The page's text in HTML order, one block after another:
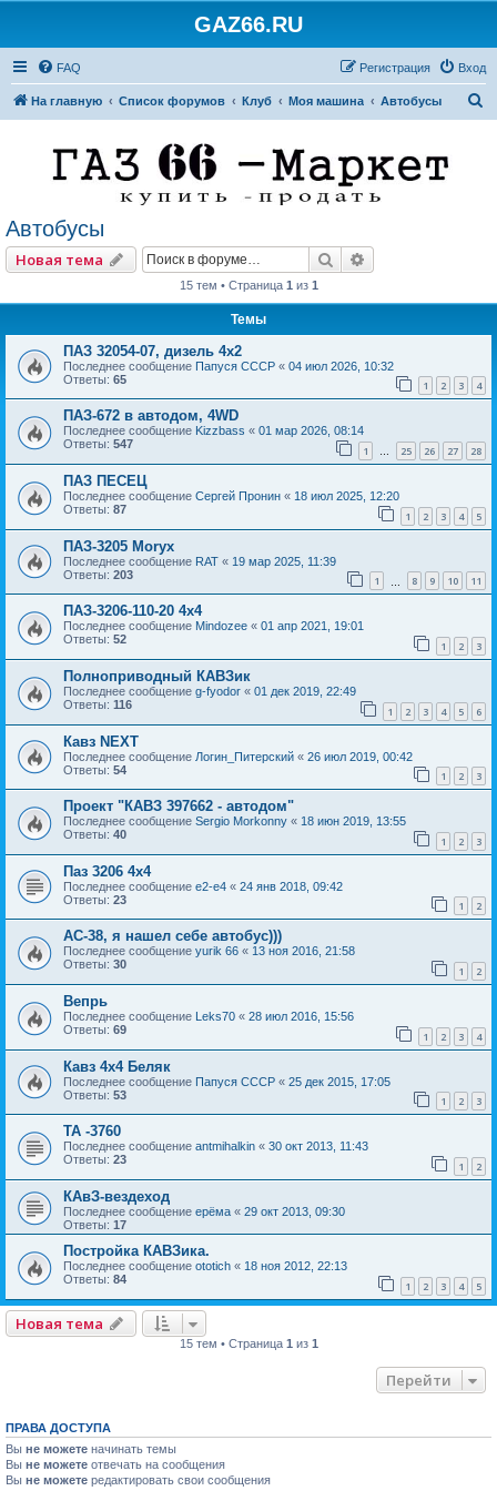
GAZ66.RU
FAQ Вход
Регистрация
На главную Список форумов Клуб Моя машина Автобусы
Автобусы
Новая тема Поиск
15 тем • Страница 1 из 1
Темы
ПАЗ 32054-07, дизель 4х2
Последнее сообщение Папуся СССР « 04 июл 2026, 10:32
Ответы: 65 1 2 3 4
ПАЗ-672 в автодом, 4WD
Последнее сообщение Kizzbass « 01 мар 2026, 08:14
Ответы: 547 1 … 25 26 27 28
ПАЗ ПЕСЕЦ
Последнее сообщение Сергей Пронин « 18 июл 2025, 12:20
Ответы: 87 1 2 3 4 5
ПАЗ-3205 Moryx
Последнее сообщение RAT « 19 мар 2025, 11:39
Ответы: 203 1 8 9 10 11
ПАЗ-3206-110-20 4х4
Последнее сообщение Mindozee « 01 апр 2021, 19:01
Ответы: 52 1 2 3
Полноприводный КАВЗик
Последнее сообщение g-fyodor « 01 дек 2019, 22:49
Ответы: 116 1 2 3 4 5 6
Кавз NEXT
Последнее сообщение Логин_Питерский « 26 июл 2019, 00:42
Ответы: 54 1 2 3
Проект "КАВЗ 397662 - автодом"
Последнее сообщение Sergio Morkonny « 18 июн 2019, 13:55
Ответы: 40 1 2 3
Паз 3206 4х4
Последнее сообщение e2-e4 « 24 янв 2018, 09:42
Ответы: 23 1 2
АС-38, я нашел себе автобус)))
Последнее сообщение yurik 66 « 13 ноя 2016, 21:58
Ответы: 30 1 2
Вепрь
Последнее сообщение Leks70 « 28 июл 2016, 15:56
Ответы: 69 1 2 3 4
Кавз 4х4 Беляк
Последнее сообщение Папуся СССР « 25 дек 2015, 17:05
Ответы: 53 1 2 3
ТА -3760
Последнее сообщение antmihalkin « 30 окт 2013, 11:43
Ответы: 23 1 2
КАвЗ-вездеход
Последнее сообщение ерёма « 29 окт 2013, 09:30
Ответы: 17
Постройка КАВЗика.
Последнее сообщение ototich « 18 ноя 2012, 22:13
Ответы: 84 1 2 3 4 5
Новая тема
15 тем • Страница 1 из 1
Перейти
ПРАВА ДОСТУПА
Вы не можете начинать темы
Вы не можете отвечать на сообщения
Вы не можете редактировать свои сообщения